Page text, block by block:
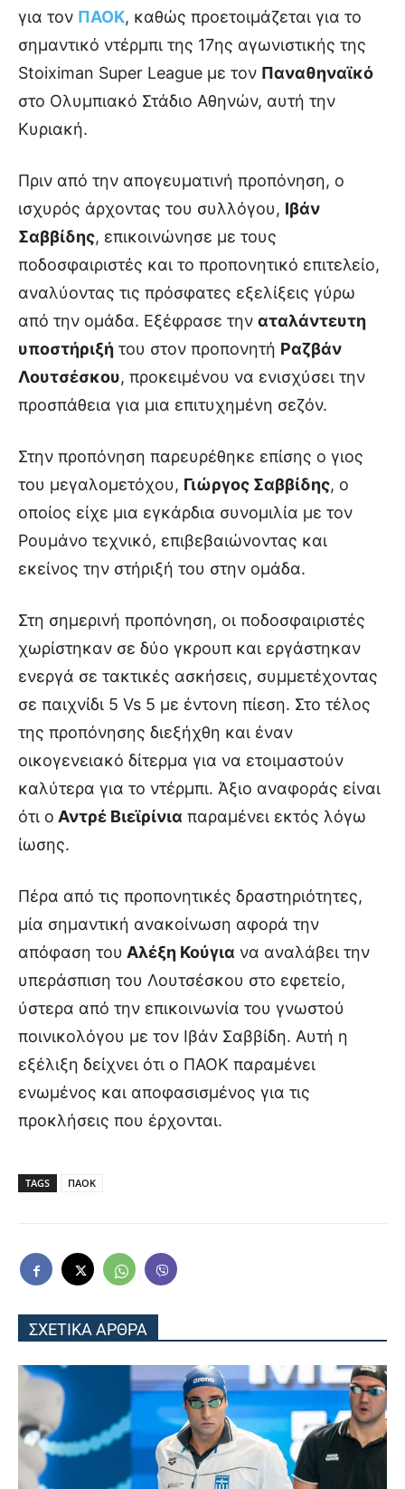
για τον ΠΑΟΚ, καθώς προετοιμάζεται για το
σημαντικό ντέρμπι της 17ης αγωνιστικής της
Stoiximan Super League με τον Παναθηναϊκό
στο Ολυμπιακό Στάδιο Αθηνών, αυτή την
Κυριακή.
Πριν από την απογευματινή προπόνηση, ο
ισχυρός άρχοντας του συλλόγου, Ιβάν
Σαββίδης, επικοινώνησε με τους
ποδοσφαιριστές και το προπονητικό επιτελείο,
αναλύοντας τις πρόσφατες εξελίξεις γύρω
από την ομάδα. Εξέφρασε την αταλάντευτη
υποστήριξή του στον προπονητή Ραζβάν
Λουτσέσκου, προκειμένου να ενισχύσει την
προσπάθεια για μια επιτυχημένη σεζόν.
Στην προπόνηση παρευρέθηκε επίσης ο γιος
του μεγαλομετόχου, Γιώργος Σαββίδης, ο
οποίος είχε μια εγκάρδια συνομιλία με τον
Ρουμάνο τεχνικό, επιβεβαιώνοντας και
εκείνος την στήριξή του στην ομάδα.
Στη σημερινή προπόνηση, οι ποδοσφαιριστές
χωρίστηκαν σε δύο γκρουπ και εργάστηκαν
ενεργά σε τακτικές ασκήσεις, συμμετέχοντας
σε παιχνίδι 5 Vs 5 με έντονη πίεση. Στο τέλος
της προπόνησης διεξήχθη και έναν
οικογενειακό δίτερμα για να ετοιμαστούν
καλύτερα για το ντέρμπι. Άξιο αναφοράς είναι
ότι ο Αντρέ Βιεϊρίνια παραμένει εκτός λόγω
ίωσης.
Πέρα από τις προπονητικές δραστηριότητες,
μία σημαντική ανακοίνωση αφορά την
απόφαση του Αλέξη Κούγια να αναλάβει την
υπεράσπιση του Λουτσέσκου στο εφετείο,
ύστερα από την επικοινωνία του γνωστού
ποινικολόγου με τον Ιβάν Σαββίδη. Αυτή η
εξέλιξη δείχνει ότι ο ΠΑΟΚ παραμένει
ενωμένος και αποφασισμένος για τις
προκλήσεις που έρχονται.
TAGS ΠΑΟΚ
ΣΧΕΤΙΚΑ ΑΡΘΡΑ